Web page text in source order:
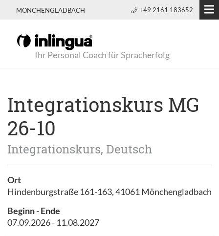
MÖNCHENGLADBACH +49 2161 183652
Ihr Personal Coach für Spracherfolg
Integrationskurs MG
26-10
Integrationskurs, Deutsch
Ort
Hindenburgstraße 161-163, 41061 Mönchengladbach
Beginn - Ende
07.09.2026 - 11.08.2027